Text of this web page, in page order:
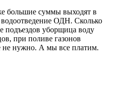
большие суммы выходят в
ОДН. Сколько
подъездов уборщица воду
при поливе газонов
не нужно. А мы все платим.